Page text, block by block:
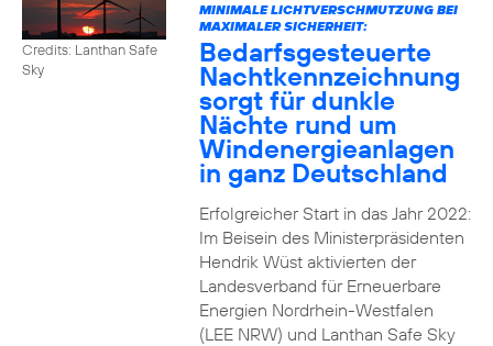
Credits: Lanthan Safe
Sky
MINIMALE LICHTVERSCHMUTZUNG BEI
MAXIMALER SICHERHEIT:
Bedarfsgesteuerte
Nachtkennzeichnung
sorgt für dunkle
Nächte rund um
Windenergieanlagen
in ganz Deutschland
Erfolgreicher Start in das Jahr 2022:
Im Beisein des Ministerpräsidenten
Hendrik Wüst aktivierten der
Landesverband für Erneuerbare
Energien Nordrhein-Westfalen
(LEE NRW) und Lanthan Safe Sky